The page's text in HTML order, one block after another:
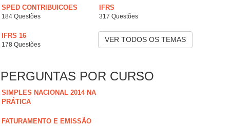
SPED CONTRIBUICOES
184 Questões
IFRS
317 Questões
IFRS 16
178 Questões
VER TODOS OS TEMAS
PERGUNTAS POR CURSO
SIMPLES NACIONAL 2014 NA
PRÁTICA
FATURAMENTO E EMISSÃO